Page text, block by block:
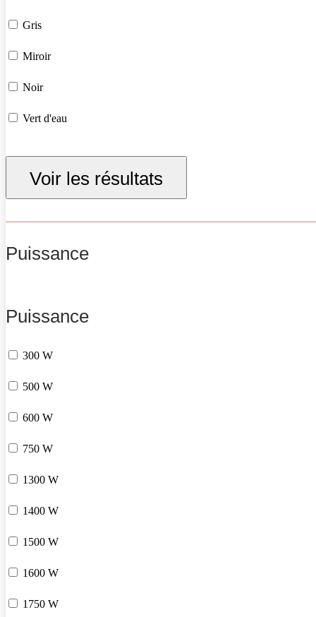
Gris
Miroir
Noir
Vert d'eau
Voir les résultats
Puissance
Puissance
300 W
500 W
600 W
750 W
1300 W
1400 W
1500 W
1600 W
1750 W